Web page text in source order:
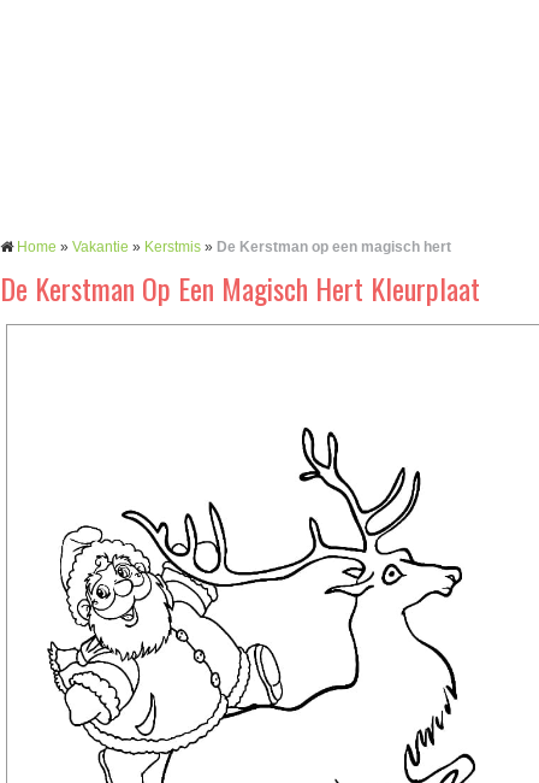
Home » Vakantie » Kerstmis » De Kerstman op een magisch hert
De Kerstman Op Een Magisch Hert Kleurplaat